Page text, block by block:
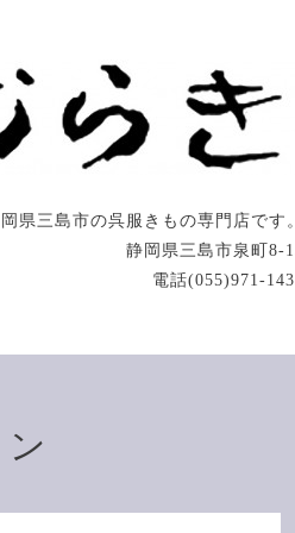
県三島市の呉服きもの専門店です。
静岡県三島市泉町8-
電話(055)971-